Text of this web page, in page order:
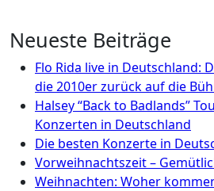
Neueste Beiträge
Flo Rida live in Deutschland:
die 2010er zurück auf die
Halsey “Back to Badlands”
Konzerten in Deutschland
Die besten Konzerte in
Vorweihnachtszeit –
Weihnachten: Woher